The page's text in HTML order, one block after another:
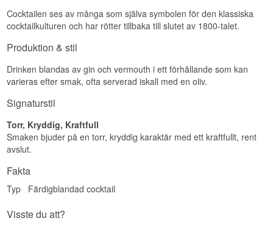
Cocktailen ses av många som själva symbolen för den klassiska
cocktailkulturen och har rötter tillbaka till slutet av 1800-talet.
Produktion & stil
Drinken blandas av gin och vermouth i ett förhållande som kan
varieras efter smak, ofta serverad iskall med en oliv.
Signaturstil
Torr, Kryddig, Kraftfull
Smaken bjuder på en torr, kryddig karaktär med ett kraftfullt, rent
avslut.
Fakta
Typ Färdigblandad cocktail
Visste du att?